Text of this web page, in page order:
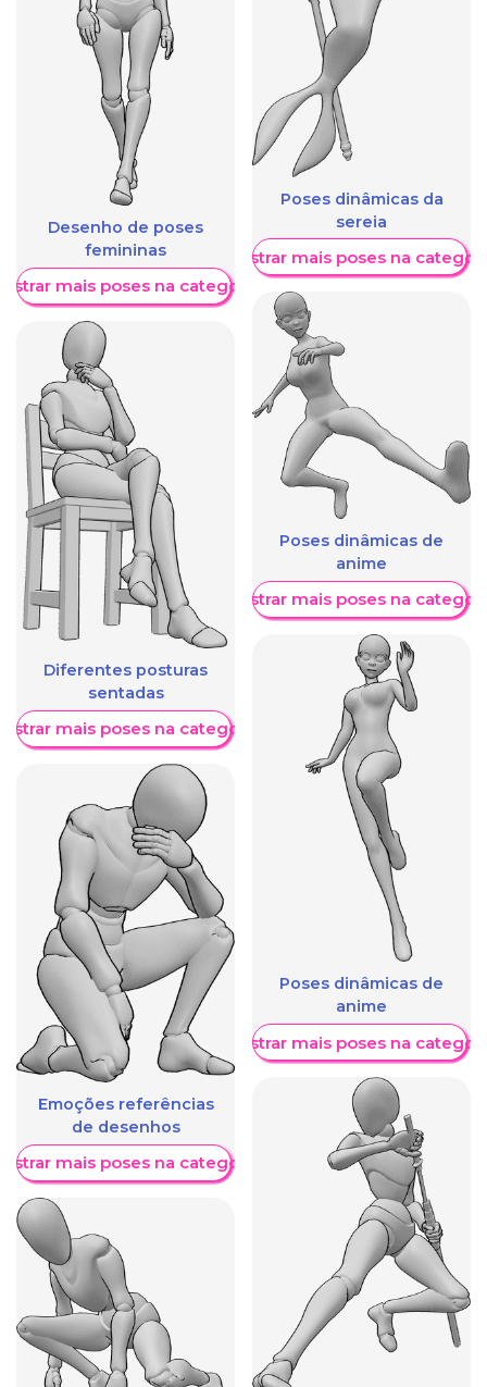
Desenho de poses
femininas
mais poses na categoria
Diferentes posturas
sentadas
mais poses na categoria
Emoções referências
de desenhos
mais poses na categoria
Poses dinâmicas da
sereia
Mostrar mais poses na
Poses dinâmicas de
anime
Mostrar mais poses na
Poses dinâmicas de
anime
Mostrar mais poses na